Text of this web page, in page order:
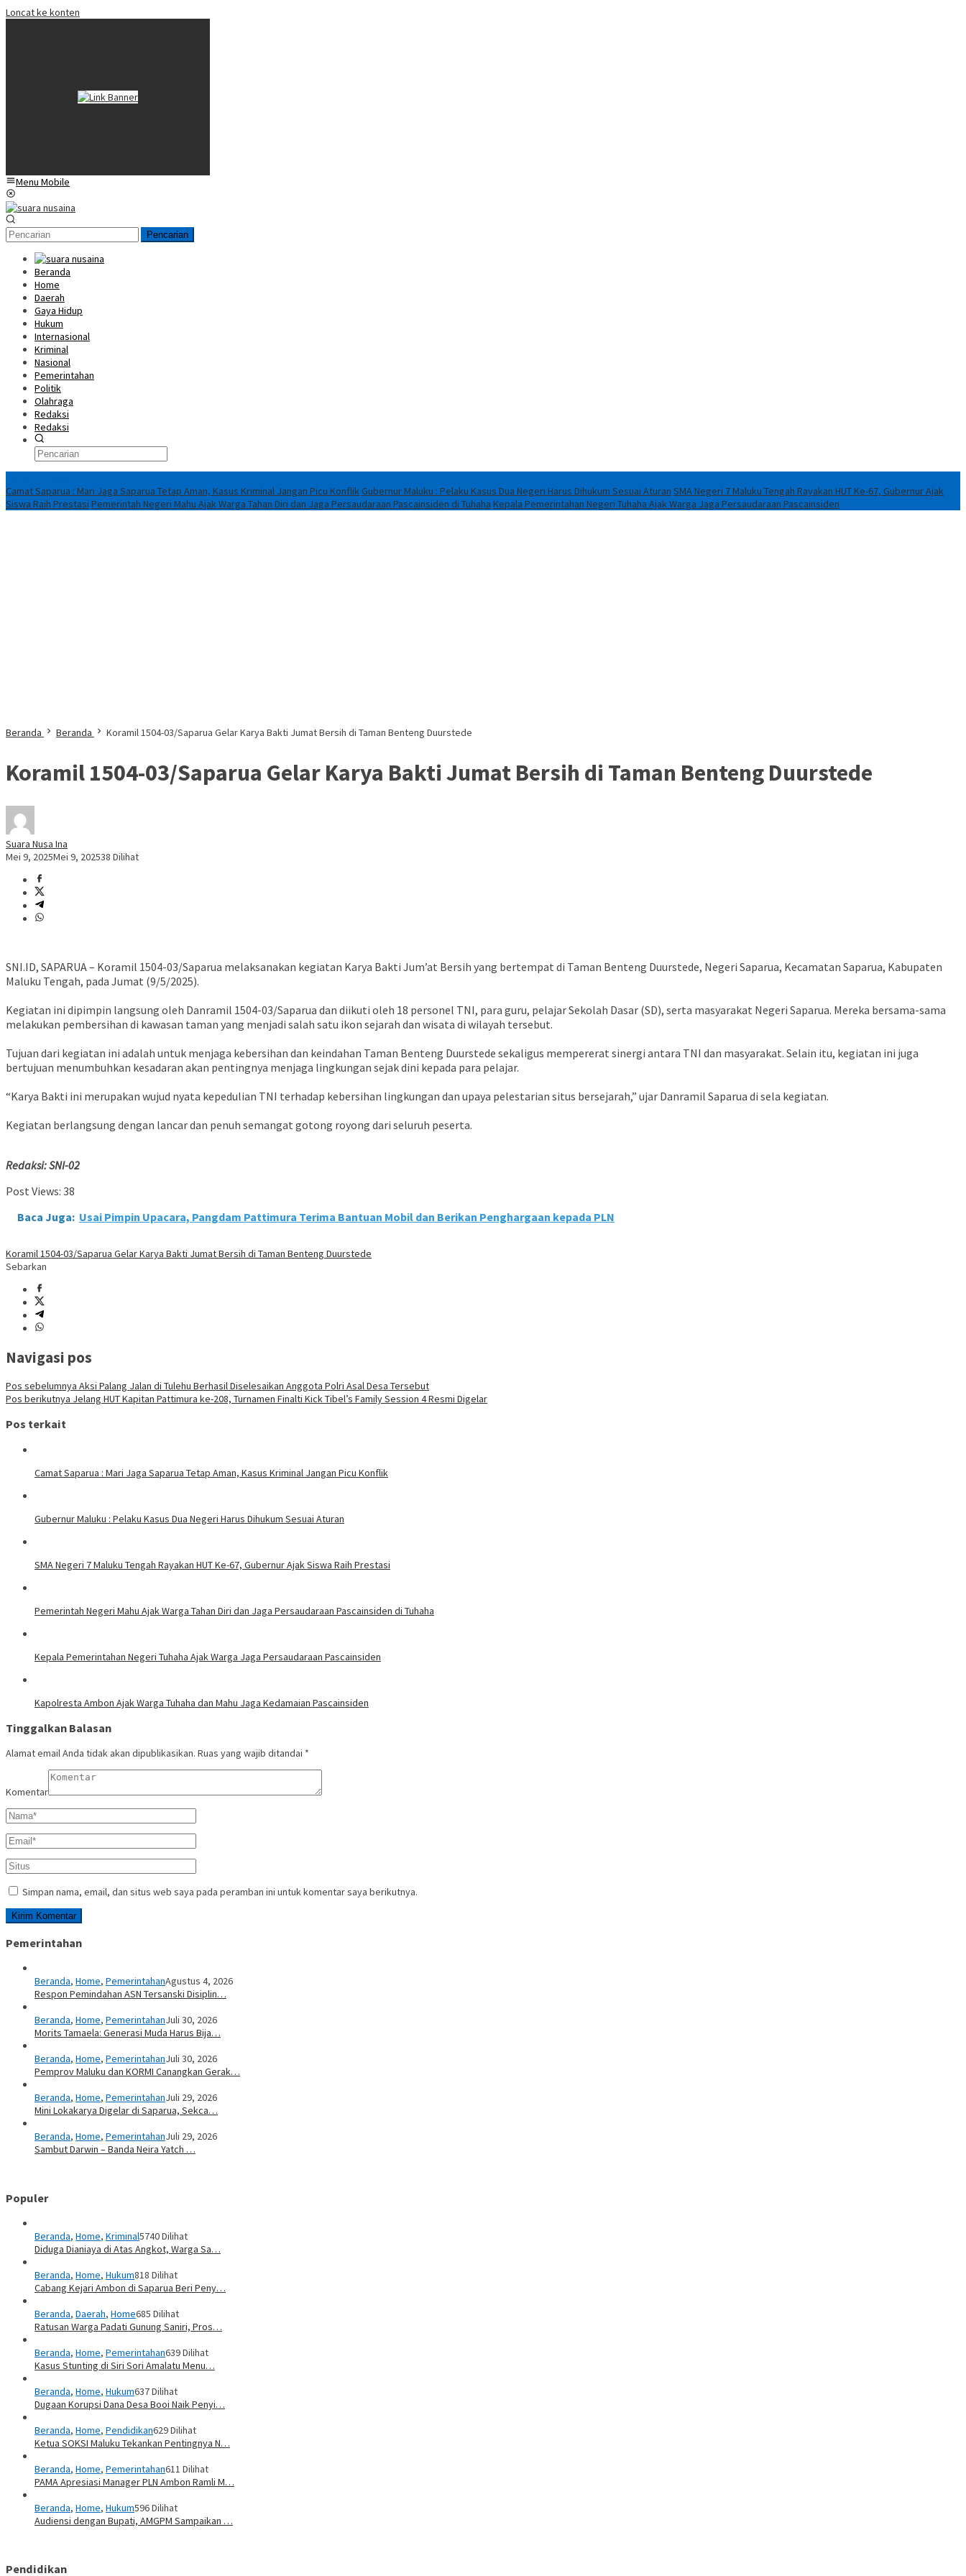
Loncat ke konten
Menu Mobile
Pencarian
Beranda
Home
Daerah
Gaya Hidup
Hukum
Internasional
Kriminal
Nasional
Pemerintahan
Politik
Olahraga
Redaksi
Redaksi
Camat Saparua : Mari Jaga Saparua Tetap Aman, Kasus Kriminal Jangan Picu KonflikGubernur Maluku : Pelaku Kasus Dua Negeri Harus Dihukum Sesuai Aturan SMA Negeri 7 Maluku Tengah Rayakan HUT Ke-67, Gubernur Ajak
Siswa Raih Prestasi Pemerintah Negeri Mahu Ajak Warga Tahan Diri dan Jaga Persaudaraan Pascainsiden di Tuhaha Kepala Pemerintahan Negeri Tuhaha Ajak Warga Jaga Persaudaraan Pascainsiden
Beranda Beranda Koramil 1504-03/Saparua Gelar Karya Bakti Jumat Bersih di Taman Benteng Duurstede
Koramil 1504-03/Saparua Gelar Karya Bakti Jumat Bersih di Taman Benteng Duurstede
Suara Nusa Ina
Mei 9, 2025Mei 9, 202538 Dilihat
SNI.ID, SAPARUA – Koramil 1504-03/Saparua melaksanakan kegiatan Karya Bakti Jum’at Bersih yang bertempat di Taman Benteng Duurstede, Negeri Saparua, Kecamatan Saparua, Kabupaten
Maluku Tengah, pada Jumat (9/5/2025).
Kegiatan ini dipimpin langsung oleh Danramil 1504-03/Saparua dan diikuti oleh 18 personel TNI, para guru, pelajar Sekolah Dasar (SD), serta masyarakat Negeri Saparua. Mereka bersama-sama
melakukan pembersihan di kawasan taman yang menjadi salah satu ikon sejarah dan wisata di wilayah tersebut.
Tujuan dari kegiatan ini adalah untuk menjaga kebersihan dan keindahan Taman Benteng Duurstede sekaligus mempererat sinergi antara TNI dan masyarakat. Selain itu, kegiatan ini juga
bertujuan menumbuhkan kesadaran akan pentingnya menjaga lingkungan sejak dini kepada para pelajar.
“Karya Bakti ini merupakan wujud nyata kepedulian TNI terhadap kebersihan lingkungan dan upaya pelestarian situs bersejarah,” ujar Danramil Saparua di sela kegiatan.
Kegiatan berlangsung dengan lancar dan penuh semangat gotong royong dari seluruh peserta.
Redaksi: SNI-02
Post Views: 38
Baca Juga: Usai Pimpin Upacara, Pangdam Pattimura Terima Bantuan Mobil dan Berikan Penghargaan kepada PLN
Koramil 1504-03/Saparua Gelar Karya Bakti Jumat Bersih di Taman Benteng Duurstede
Sebarkan
Navigasi pos
Pos sebelumnya Aksi Palang Jalan di Tulehu Berhasil Diselesaikan Anggota Polri Asal Desa Tersebut
Pos berikutnya Jelang HUT Kapitan Pattimura ke-208, Turnamen Finalti Kick Tibel’s Family Session 4 Resmi Digelar
Pos terkait
Camat Saparua : Mari Jaga Saparua Tetap Aman, Kasus Kriminal Jangan Picu Konflik
Gubernur Maluku : Pelaku Kasus Dua Negeri Harus Dihukum Sesuai Aturan
SMA Negeri 7 Maluku Tengah Rayakan HUT Ke-67, Gubernur Ajak Siswa Raih Prestasi
Pemerintah Negeri Mahu Ajak Warga Tahan Diri dan Jaga Persaudaraan Pascainsiden di Tuhaha
Kepala Pemerintahan Negeri Tuhaha Ajak Warga Jaga Persaudaraan Pascainsiden
Kapolresta Ambon Ajak Warga Tuhaha dan Mahu Jaga Kedamaian Pascainsiden
Tinggalkan Balasan
Alamat email Anda tidak akan dipublikasikan. Ruas yang wajib ditandai *
Komentar
Simpan nama, email, dan situs web saya pada peramban ini untuk komentar saya berikutnya.
Pemerintahan
Beranda, Home, PemerintahanAgustus 4, 2026
Respon Pemindahan ASN Tersanski Disiplin…
Beranda, Home, PemerintahanJuli 30, 2026
Morits Tamaela: Generasi Muda Harus Bija…
Beranda, Home, PemerintahanJuli 30, 2026
Pemprov Maluku dan KORMI Canangkan Gerak…
Beranda, Home, PemerintahanJuli 29, 2026
Mini Lokakarya Digelar di Saparua, Sekca…
Beranda, Home, PemerintahanJuli 29, 2026
Sambut Darwin – Banda Neira Yatch …
Populer
Beranda, Home, Kriminal5740 Dilihat
Diduga Dianiaya di Atas Angkot, Warga Sa…
Beranda, Home, Hukum818 Dilihat
Cabang Kejari Ambon di Saparua Beri Peny…
Beranda, Daerah, Home685 Dilihat
Ratusan Warga Padati Gunung Saniri, Pros…
Beranda, Home, Pemerintahan639 Dilihat
Kasus Stunting di Siri Sori Amalatu Menu…
Beranda, Home, Hukum637 Dilihat
Dugaan Korupsi Dana Desa Booi Naik Penyi…
Beranda, Home, Pendidikan629 Dilihat
Ketua SOKSI Maluku Tekankan Pentingnya N…
Beranda, Home, Pemerintahan611 Dilihat
PAMA Apresiasi Manager PLN Ambon Ramli M…
Beranda, Home, Hukum596 Dilihat
Audiensi dengan Bupati, AMGPM Sampaikan …
Pendidikan